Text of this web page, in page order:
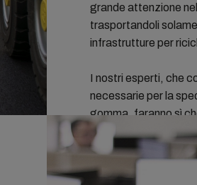
grande attenzione
trasportandoli
infrastrutture per
I nostri esperti, che
necessarie per la
gomma, faranno sì
conformità agli